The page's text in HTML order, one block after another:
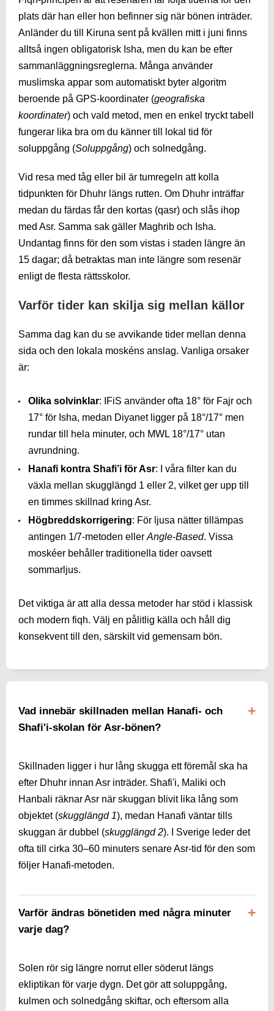
plats där han eller hon befinner sig när bönen inträder.
Anländer du till Kiruna sent på kvällen mitt i juni finns
alltså ingen obligatorisk Isha, men du kan be efter
sammanläggningsreglerna. Många använder
muslimska appar som automatiskt byter algoritm
beroende på GPS-koordinater (geografiska
koordinater) och vald metod, men en enkel tryckt tabell
fungerar lika bra om du känner till lokal tid för
soluppgång (Soluppgång) och solnedgång.
Vid resa med tåg eller bil är tumregeln att kolla
tidpunkten för Dhuhr längs rutten. Om Dhuhr inträffar
medan du färdas får den kortas (qasr) och slås ihop
med Asr. Samma sak gäller Maghrib och Isha.
Undantag finns för den som vistas i staden längre än
15 dagar; då betraktas man inte längre som resenär
enligt de flesta rättsskolor.
Varför tider kan skilja sig mellan källor
Samma dag kan du se avvikande tider mellan denna
sida och den lokala moskéns anslag. Vanliga orsaker
är:
Olika solvinklar: IFiS använder ofta 18° för Fajr och
17° för Isha, medan Diyanet ligger på 18°/17° men
rundar till hela minuter, och MWL 18°/17° utan
avrundning.
Hanafi kontra Shafi’i för Asr: I våra filter kan du
växla mellan skugglängd 1 eller 2, vilket ger upp till
en timmes skillnad kring Asr.
Högbreddskorrigering: För ljusa nätter tillämpas
antingen 1/7-metoden eller Angle-Based. Vissa
moskéer behåller traditionella tider oavsett
sommarljus.
Det viktiga är att alla dessa metoder har stöd i klassisk
och modern fiqh. Välj en pålitlig källa och håll dig
konsekvent till den, särskilt vid gemensam bön.
Vad innebär skillnaden mellan Hanafi- och
Shafi'i-skolan för Asr-bönen?
Skillnaden ligger i hur lång skugga ett föremål ska ha
efter Dhuhr innan Asr inträder. Shafi'i, Maliki och
Hanbali räknar Asr när skuggan blivit lika lång som
objektet (skugglängd 1), medan Hanafi väntar tills
skuggan är dubbel (skugglängd 2). I Sverige leder det
ofta till cirka 30–60 minuters senare Asr-tid för den som
följer Hanafi-metoden.
Varför ändras bönetiden med några minuter
varje dag?
Solen rör sig längre norrut eller söderut längs
ekliptikan för varje dygn. Det gör att soluppgång,
kulmen och solnedgång skiftar, och eftersom alla